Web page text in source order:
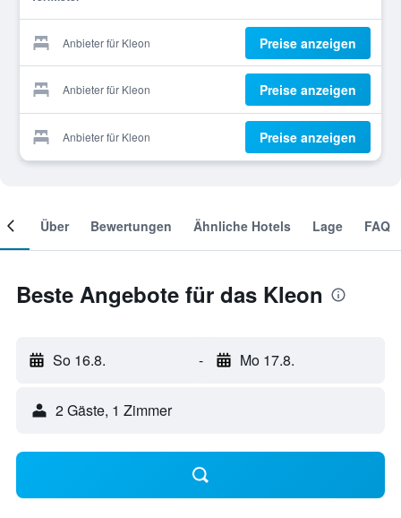
Anbieter für Kleon Preise anzeigen
Anbieter für Kleon Preise anzeigen
Anbieter für Kleon Preise anzeigen
Über Bewertungen Ähnliche Hotels Lage FAQ
Beste Angebote für das Kleon
So 16.8. - Mo 17.8.
2 Gäste, 1 Zimmer